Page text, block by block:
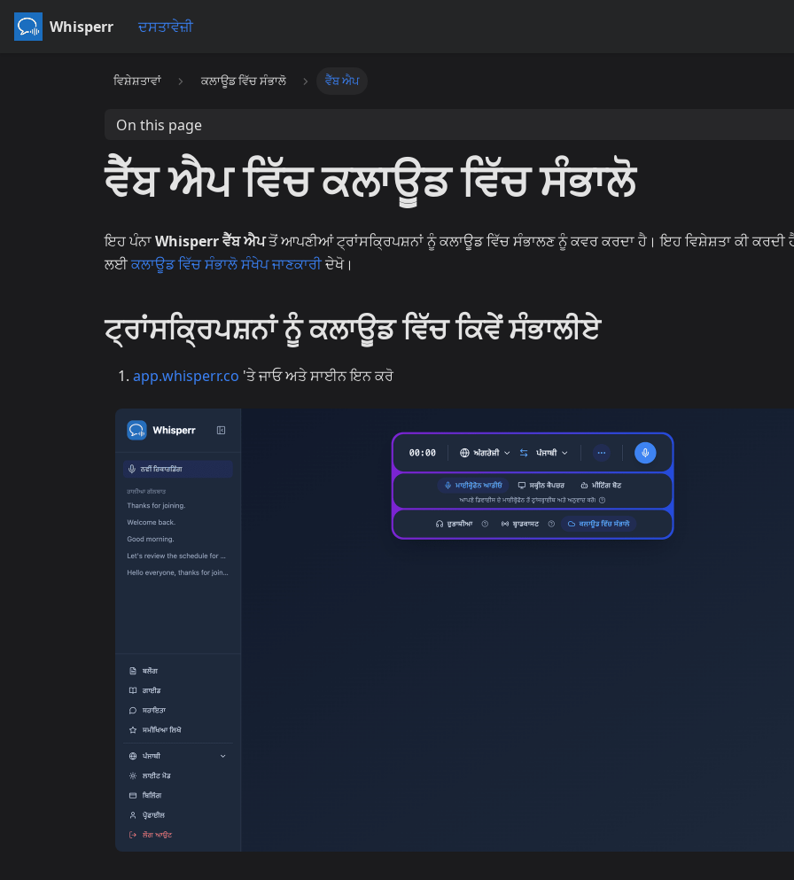
Whisperr ਦਸਤਾਵੇਜ਼ੀ
ਵਿਸ਼ੇਸ਼ਤਾਵਾਂ ਕਲਾਊਡ ਵਿੱਚ ਸੰਭਾਲੋ ਵੈੱਬ ਐਪ
On this page
ਵੈੱਬ ਐਪ ਵਿੱਚ ਕਲਾਊਡ ਵਿੱਚ ਸੰਭਾਲੋ
ਇਹ ਪੰਨਾWhisperr ਵੈੱਬ ਐਪਤੋਂ ਆਪਣੀਆਂ ਟ੍ਰਾਂਸਕ੍ਰਿਪਸ਼ਨਾਂ ਨੂੰ ਕਲਾਊਡ ਵਿੱਚ ਸੰਭਾਲਣ ਨੂੰ ਕਵਰ ਕਰਦਾ ਹੈ। ਇਹ ਵਿਸ਼ੇਸ਼ਤਾ ਕੀ ਕਰਦੀ
ਲਈਕਲਾਊਡ ਵਿੱਚ ਸੰਭਾਲੋ ਸੰਖੇਪ ਜਾਣਕਾਰੀਦੇਖੋ।
ਟ੍ਰਾਂਸਕ੍ਰਿਪਸ਼ਨਾਂ ਨੂੰ ਕਲਾਊਡ ਵਿੱਚ ਕਿਵੇਂ ਸੰਭਾਲੀਏ
app.whisperr.co 'ਤੇ ਜਾਓ ਅਤੇ ਸਾਈਨ ਇਨ ਕਰੋ